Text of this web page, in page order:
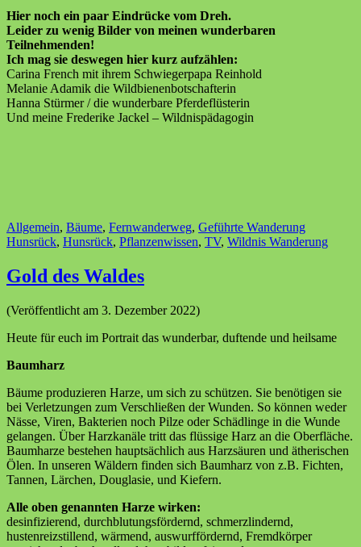
Hier noch ein paar Eindrücke vom Dreh.
Leider zu wenig Bilder von meinen wunderbaren
Teilnehmenden!
Ich mag sie deswegen hier kurz aufzählen:
Carina French mit ihrem Schwiegerpapa Reinhold
Melanie Adamik die Wildbienenbotschafterin
Hanna Stürmer / die wunderbare Pferdeflüsterin
Und meine Frederike Jackel – Wildnispädagogin
Allgemein, Bäume, Fernwanderweg, Geführte Wanderung
Hunsrück, Hunsrück, Pflanzenwissen, TV, Wildnis Wanderung
Gold des Waldes
(Veröffentlicht am 3. Dezember 2022)
Heute für euch im Portrait das wunderbar, duftende und heilsame
Baumharz
Bäume produzieren Harze, um sich zu schützen. Sie benötigen sie
bei Verletzungen zum Verschließen der Wunden. So können weder
Nässe, Viren, Bakterien noch Pilze oder Schädlinge in die Wunde
gelangen. Über Harzkanäle tritt das flüssige Harz an die Oberfläche.
Baumharze bestehen hauptsächlich aus Harzsäuren und ätherischen
Ölen. In unseren Wäldern finden sich Baumharz von z.B. Fichten,
Tannen, Lärchen, Douglasie, und Kiefern.
Alle oben genannten Harze wirken:
desinfizierend, durchblutungsfördernd, schmerzlindernd,
hustenreizstillend, wärmend, auswurffördernd, Fremdkörper